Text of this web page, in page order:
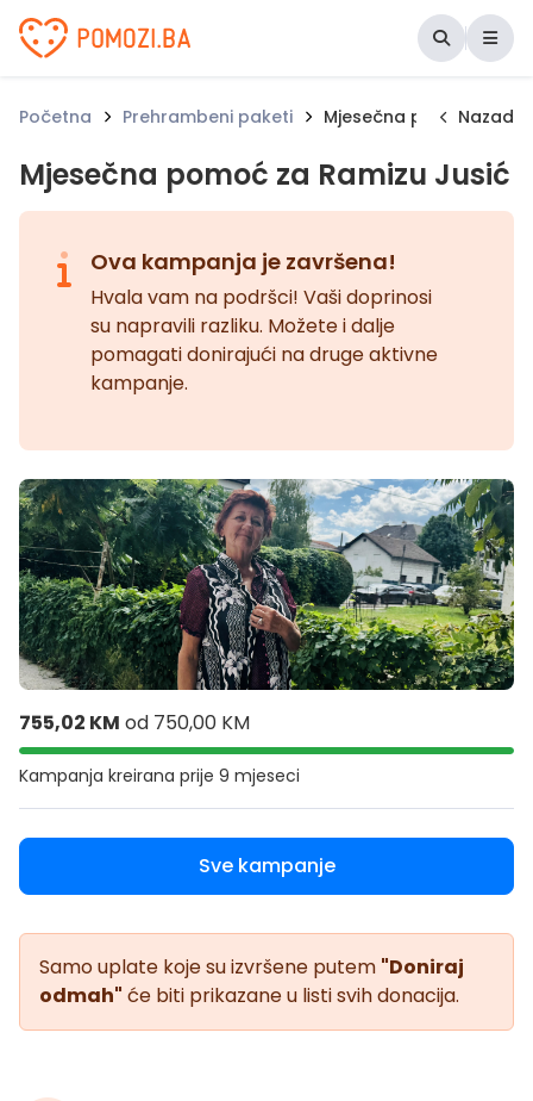
Udruženje Pomozi.ba
Početna Prehrambeni paketi Mjesečna pomoć za
Nazad
Mjesečna pomoć za Ramizu Jusić
Ova kampanja je završena!
Hvala vam na podršci! Vaši doprinosi
su napravili razliku. Možete i dalje
pomagati donirajući na druge aktivne
kampanje.
755,02 KM od 750,00 KM
Kampanja kreirana prije 9 mjeseci
Sve kampanje
Samo uplate koje su izvršene putem "Doniraj
odmah" će biti prikazane u listi svih donacija.